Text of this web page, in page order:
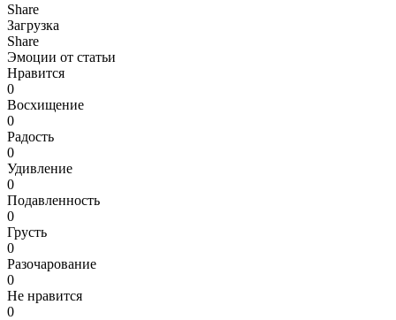
Share
Загрузка
Share
Эмоции от статьи
Нравится
0
Восхищение
0
Радость
0
Удивление
0
Подавленность
0
Грусть
0
Разочарование
0
Не нравится
0